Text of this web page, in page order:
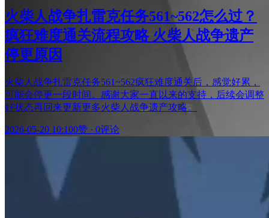
火柴人战争扎雷克任务561~562怎么过？
疯狂难度通关流程攻略 火柴人战争遗产
停更原因
火柴人战争扎雷克任务561~562疯狂难度通关后，感觉好累，
可能会停更一段时间。感谢大家一直以来的支持，后续会调整
好状态再回来更新更多火柴人战争遗产攻略。
2026-05-20 10:100赞 · 0评论